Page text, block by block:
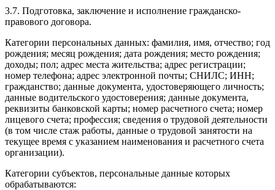
3.7. Подготовка, заключение и исполнение гражданско-
правового договора.
Категории персональных данных: фамилия, имя, отчество; год
рождения; месяц рождения; дата рождения; место рождения;
доходы; пол; адрес места жительства; адрес регистрации;
номер телефона; адрес электронной почты; СНИЛС; ИНН;
гражданство; данные документа, удостоверяющего личность;
данные водительского удостоверения; данные документа,
реквизиты банковской карты; номер расчетного счета; номер
лицевого счета; профессия; сведения о трудовой деятельности
(в том числе стаж работы, данные о трудовой занятости на
текущее время с указанием наименования и расчетного счета
организации).
Категории субъектов, персональные данные которых
обрабатываются: